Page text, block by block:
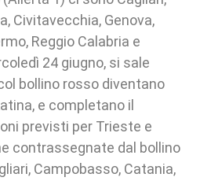
Civitavecchia, Genova,
Reggio Calabria e
24 giugno, si sale
bollino rosso diventano
e completano il
previsti per Trieste e
contrassegnate dal bollino
Campobasso, Catania,